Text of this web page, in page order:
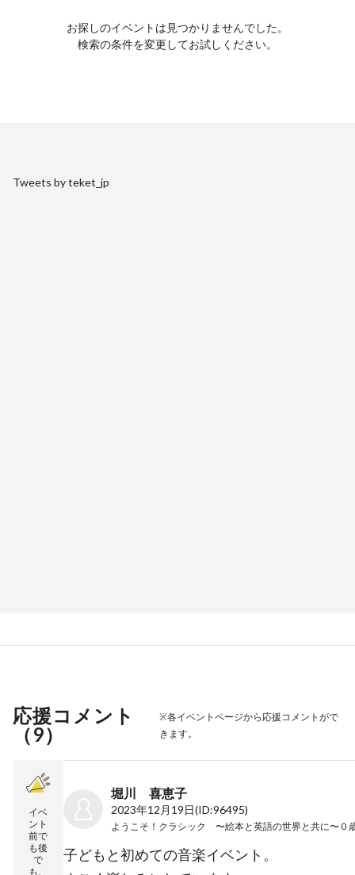
お探しのイベントは見つかりませんでした。
検索の条件を変更してお試しください。
Tweets by teket_jp
応援コメント
（9）
※各イベントページから応援コメントがで
きます。
イベ
ント
前で
も後
で
も、
堀川 喜恵子
2023年12月19日(ID:96495)
子どもと初めての音楽イベント。